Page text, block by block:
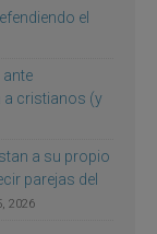
el
a cristianos (y
a su propio
parejas del
2026